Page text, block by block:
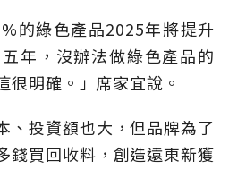
的綠色產品2025年將提升
年，沒辦法做綠色產品的
很明確。」席家宜說。
、投資額也大，但品牌為了
錢買回收料，創造遠東新獲